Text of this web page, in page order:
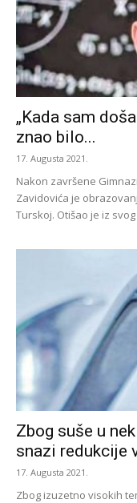
„Kada sam
znao bilo...
17. Augusta 2021.
Nakon završene
Zavidovića je
Turskoj. Otišao je iz
Zbog suše u
snazi redukcije
17. Augusta 2021.
Zbog izuzetno visokih